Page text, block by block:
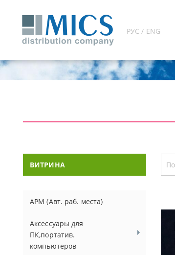
РУС / ENG
ВИТРИНА
АРМ (Авт. раб. места)
Аксессуары для
ПК,портатив.
компьютеров